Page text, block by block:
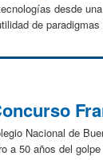
desde
de
Nacional de
a 50 años del